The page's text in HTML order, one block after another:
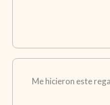
Me hicieron este